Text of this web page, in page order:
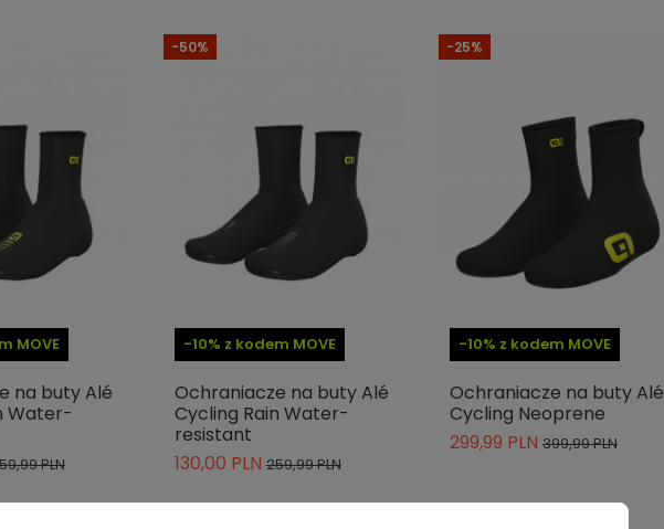
MOVE
na buty Alé
Water-
PLN
-10% z kodem MOVE
-50%
Ochraniacze na buty Alé
Cycling Rain Water-
resistant
130,00 PLN 259,99 PLN
-10% z kodem MOVE
-25%
Ochraniacze na buty Alé
Cycling Neoprene
299,99 PLN 399,99 PLN